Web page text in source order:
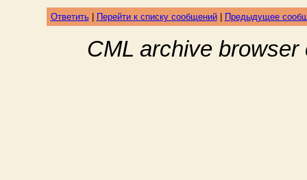
Ответить| Перейти к списку сообщений| Предыдущее
CML archive